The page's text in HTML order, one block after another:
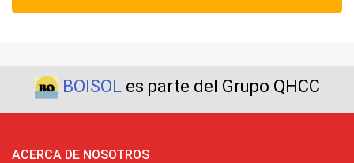
BOISOLes parte del Grupo QHCC
ACERCA DE NOSOTROS